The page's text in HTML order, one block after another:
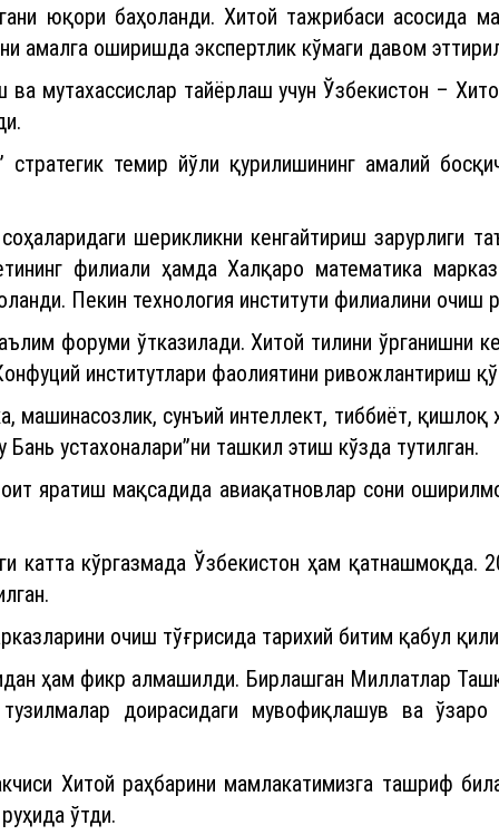
юқори баҳоланди. Хитой тажрибаси асосида
амалга оширишда экспертлик кўмаги давом
ва мутахассислар тайёрлаш учун Ўзбекистон –
темир йўли қурилишининг амалий
шерикликни кенгайтириш зарурлиги
филиали ҳамда Халқаро математика
Пекин технология институти филиалини очиш
форуми ўтказилади. Хитой тилини ўрганишни
институтлари фаолиятини ривожлантириш
машинасозлик, сунъий интеллект, тиббиёт, қишлоқ
устахоналари”ни ташкил этиш кўзда тутилган.
яратиш мақсадида авиақатновлар сони
катта кўргазмада Ўзбекистон ҳам қатнашмоқда.
очиш тўғрисида тарихий битим қабул
ҳам фикр алмашилди. Бирлашган Миллатлар
доирасидаги мувофиқлашув ва ўзаро
Хитой раҳбарини мамлакатимизга ташриф
ўтди.